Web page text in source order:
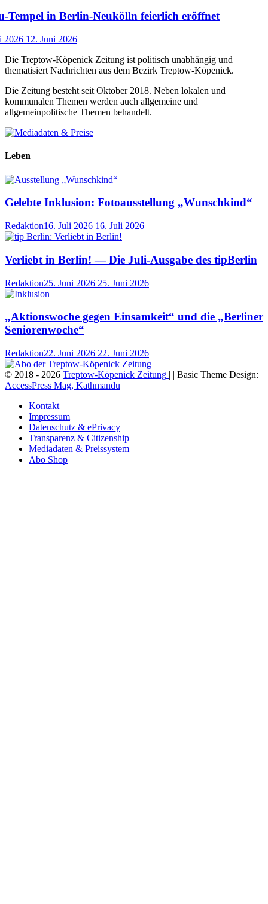
Tempel in Berlin-Neukölln feierlich eröffnet
2026 12. Juni 2026
Die Treptow-Köpenick Zeitung ist politisch unabhängig und
thematisiert Nachrichten aus dem Bezirk Treptow-Köpenick.
Die Zeitung besteht seit Oktober 2018. Neben lokalen und
kommunalen Themen werden auch allgemeine und
allgemeinpolitische Themen behandelt.
Leben
Gelebte Inklusion: Fotoausstellung „Wunschkind“
Redaktion16. Juli 2026 16. Juli 2026
Verliebt in Berlin! — Die Juli-Ausgabe des tipBerlin
Redaktion25. Juni 2026 25. Juni 2026
„Aktionswoche gegen Einsamkeit“ und die „Berliner
Seniorenwoche“
Redaktion22. Juni 2026 22. Juni 2026
© 2018 - 2026 Treptow-Köpenick Zeitung | | Basic Theme Design:
AccessPress Mag, Kathmandu
Kontakt
Impressum
Datenschutz & ePrivacy
Transparenz & Citizenship
Mediadaten & Preissystem
Abo Shop